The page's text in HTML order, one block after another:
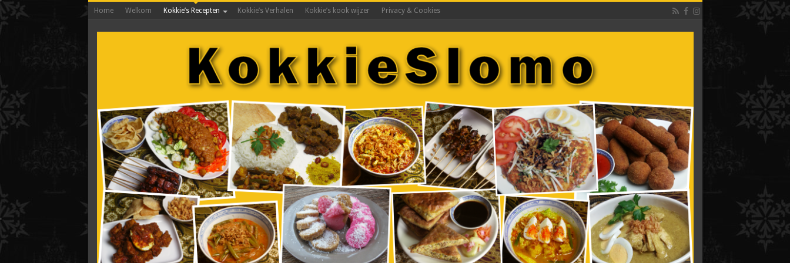
Home Welkom Kokkie’s Recepten Kokkie’s Verhalen Kokkie’s kook wijzer Privacy & Cookies